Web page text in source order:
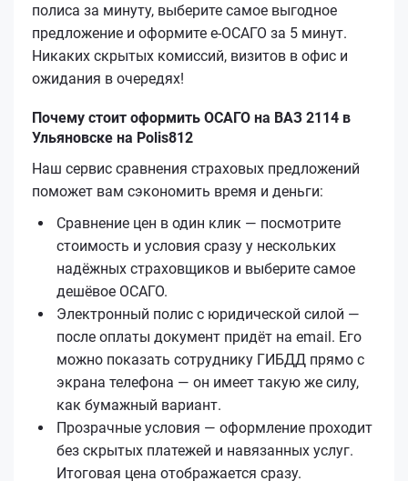
полиса за минуту, выберите самое выгодное
предложение и оформите е‑ОСАГО за 5 минут.
Никаких скрытых комиссий, визитов в офис и
ожидания в очередях!
Почему стоит оформить ОСАГО на ВАЗ 2114 в
Ульяновске на Polis812
Наш сервис сравнения страховых предложений
поможет вам сэкономить время и деньги:
Сравнение цен в один клик — посмотрите
стоимость и условия сразу у нескольких
надёжных страховщиков и выберите самое
дешёвое ОСАГО.
Электронный полис с юридической силой —
после оплаты документ придёт на email. Его
можно показать сотруднику ГИБДД прямо с
экрана телефона — он имеет такую же силу,
как бумажный вариант.
Прозрачные условия — оформление проходит
без скрытых платежей и навязанных услуг.
Итоговая цена отображается сразу.